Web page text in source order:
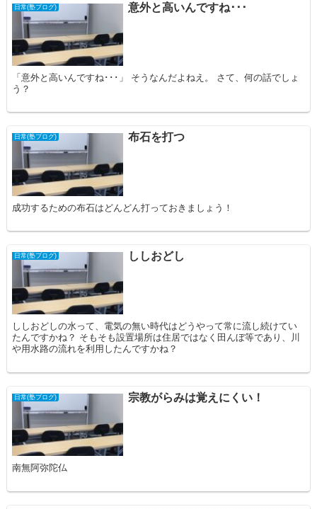
日常(塾ブログ) 意外と高いんですね･･･
「意外と高いんですね･･･」 そうなんだよねえ。 さて、何の話でしょ
う？
日常(塾ブログ) 布石を打つ
成功するための布石はどんどん打っておきましょう！
日常(塾ブログ) ししおどし
ししおどしの水って、電気の無い時代はどうやって常に流し続けてい
たんですかね？ そもそも設置場所は住居ではなく田んぼ等であり、川
や用水路の流れを利用したんですかね？
日常(塾ブログ) 宗教がらみは覚えにくい！
南無阿弥陀仏